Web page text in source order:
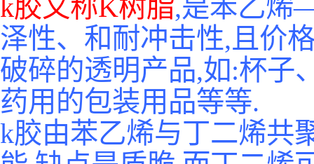
k胶又称K树脂,是苯乙烯
泽性、和耐冲击性,且价
破碎的透明产品,如:杯子
药用的包装用品等等.
k胶由苯乙烯与丁二烯共